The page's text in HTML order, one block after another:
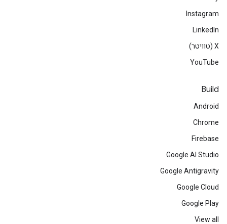
Instagram
LinkedIn
‫X (טוויטר)
YouTube
Build
Android
Chrome
Firebase
Google AI Studio
Google Antigravity
Google Cloud
Google Play
View all